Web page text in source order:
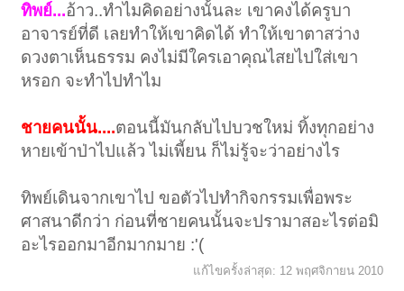
ทิพย์...อ้าว..ทำไมคิดอย่างนั้นละ เขาคงได้ครูบา
อาจารย์ที่ดี เลยทำให้เขาคิดได้ ทำให้เขาตาสว่าง
ดวงตาเห็นธรรม คงไม่มีใครเอาคุณไสยไปใส่เขา
หรอก จะทำไปทำไม
ชายคนนั้น....ตอนนี้มันกลับไปบวชใหม่ ทิ้งทุกอย่าง
หายเข้าป่าไปแล้ว ไม่เพี้ยน ก็ไม่รู้จะว่าอย่างไร
ทิพย์เดินจากเขาไป ขอตัวไปทำกิจกรรมเพื่อพระ
ศาสนาดีกว่า ก่อนที่ชายคนนั้นจะปรามาสอะไรต่อมิ
อะไรออกมาอีกมากมาย :'(
แก้ไขครั้งล่าสุด: 12 พฤศจิกายน 2010